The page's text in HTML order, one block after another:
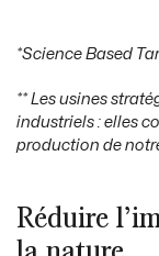
*Science Based
** Les usines
industriels : elles
production de
Réduire